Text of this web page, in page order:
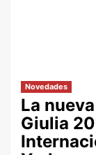
Novedades
La
Giulia